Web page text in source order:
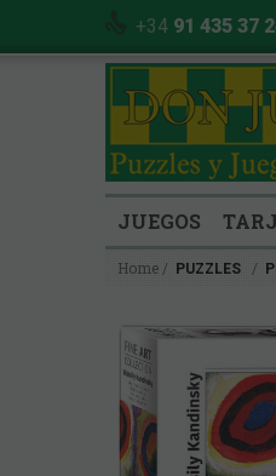
+34 91 435 37
JUEGOS
Home PUZZLES